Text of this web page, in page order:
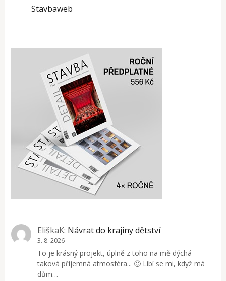
Stavbaweb
EliškaK: Návrat do krajiny dětství
3. 8. 2026
To je krásný projekt, úplně z toho na mě dýchá
taková příjemná atmosféra... 🙂 Líbí se mi, když má
dům…